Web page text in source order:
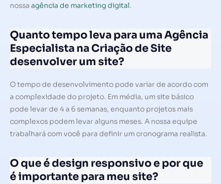
nossa agência de marketing digital.
Quanto tempo leva para uma Agência
Especialista na Criação de Site
desenvolver um site?
O tempo de desenvolvimento pode variar de acordo com
a complexidade do projeto. Em média, um site básico
pode levar de 4 a 6 semanas, enquanto projetos mais
complexos podem levar alguns meses. A nossa equipe
trabalhará com você para definir um cronograma realista.
O que é design responsivo e por que
é importante para meu site?